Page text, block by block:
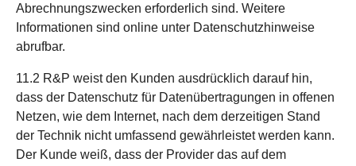
Abrechnungszwecken erforderlich sind. Weitere
Informationen sind online unter Datenschutzhinweise
abrufbar.
11.2 R&P weist den Kunden ausdrücklich darauf hin,
dass der Datenschutz für Datenübertragungen in offenen
Netzen, wie dem Internet, nach dem derzeitigen Stand
der Technik nicht umfassend gewährleistet werden kann.
Der Kunde weiß, dass der Provider das auf dem